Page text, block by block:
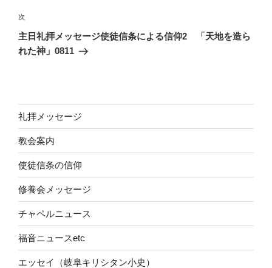
ビ
ゲ
ー
ン
稿
次
の
投
次
主日礼拝メッセージ使徒信条による信仰2 「天地を造ら
れた神」0811
礼拝メッセージ
教会案内
使徒信条の信仰
修養会メッセージ
チャペルニュース
福音ニュースetc
エッセイ（岐阜キリシタン小史）